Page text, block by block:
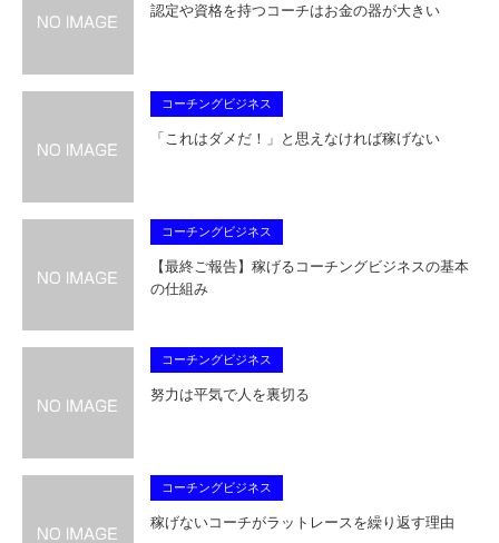
認定や資格を持つコーチはお金の器が大きい
コーチングビジネス
「これはダメだ！」と思えなければ稼げない
コーチングビジネス
【最終ご報告】稼げるコーチングビジネスの基本
の仕組み
コーチングビジネス
努力は平気で人を裏切る
コーチングビジネス
稼げないコーチがラットレースを繰り返す理由